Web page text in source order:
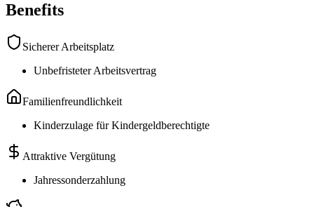
Benefits
Sicherer Arbeitsplatz
Unbefristeter Arbeitsvertrag
Familienfreundlichkeit
Kinderzulage für Kindergeldberechtigte
Attraktive Vergütung
Jahressonderzahlung